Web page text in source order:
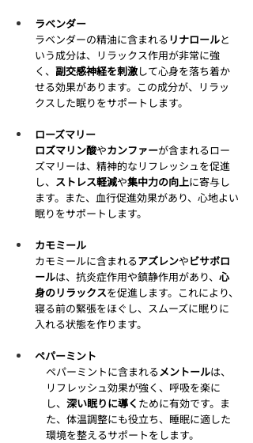
ラベンダー
ラベンダーの精油に含まれる リナロールと
いう成分は、リラックス作用が非常に強
く、 副交感神経を刺激して心身を落ち着か
せる効果があります。この成分が、リラッ
クスした眠りをサポートします。
ローズマリー
ロズマリン酸やカンファーが含まれるロー
ズマリーは、精神的なリフレッシュを促進
し、 ストレス軽減や集中力の向上に寄与し
ます。また、血行促進効果があり、心地よい
眠りをサポートします。
カモミール
カモミールに含まれるアズレンやビサボロ
ールは、抗炎症作用や鎮静作用があり、 心
身のリラックスを促進します。これにより、
寝る前の緊張をほぐし、スムーズに眠りに
入れる状態を作ります。
ペパーミント
ペパーミントに含まれるメントールは、
リフレッシュ効果が強く、呼吸を楽に
し、 深い眠りに導く ために有効です。ま
た、体温調整にも役立ち、睡眠に適した
環境を整えるサポートをします。